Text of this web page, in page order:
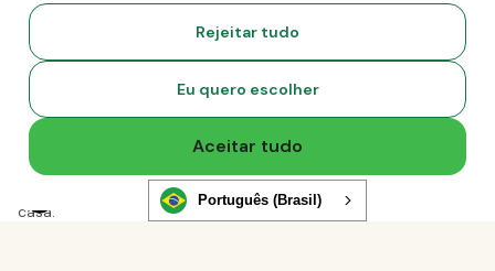
RemoFirst Inc. Criado com 💚 remotamente, de
casa.
Rejeitar tudo
Eu quero escolher
Aceitar tudo
Português (Brasil)